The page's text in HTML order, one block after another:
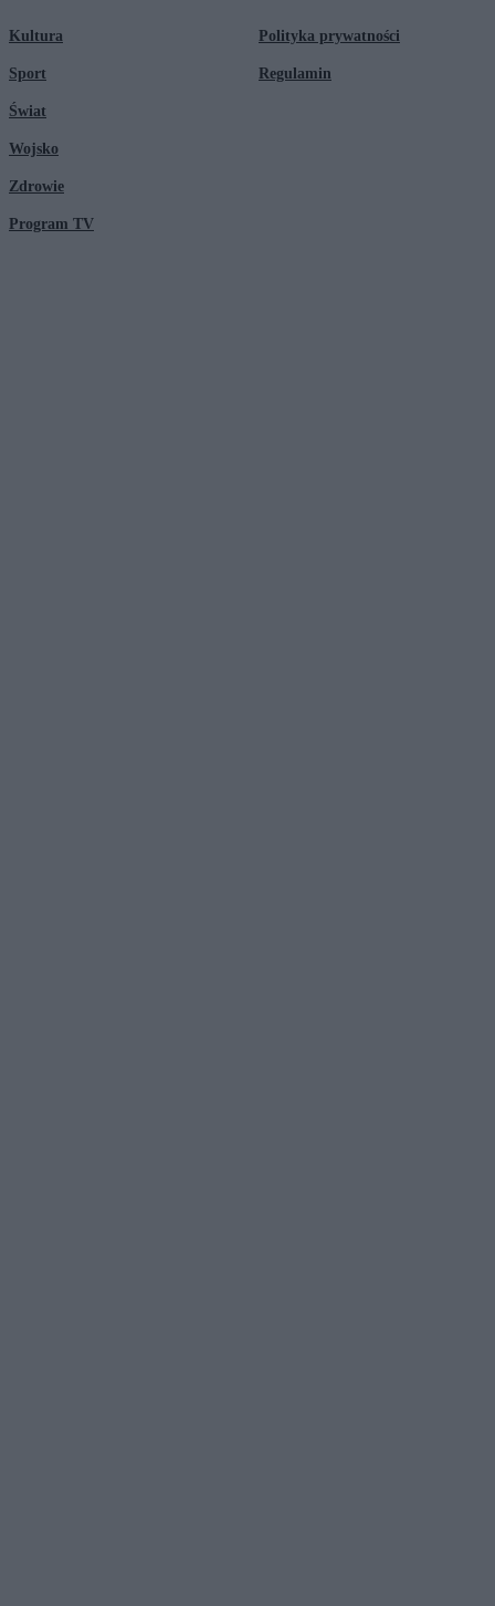
Kultura
Sport
Świat
Wojsko
Zdrowie
Program TV
Polityka prywatności
Regulamin